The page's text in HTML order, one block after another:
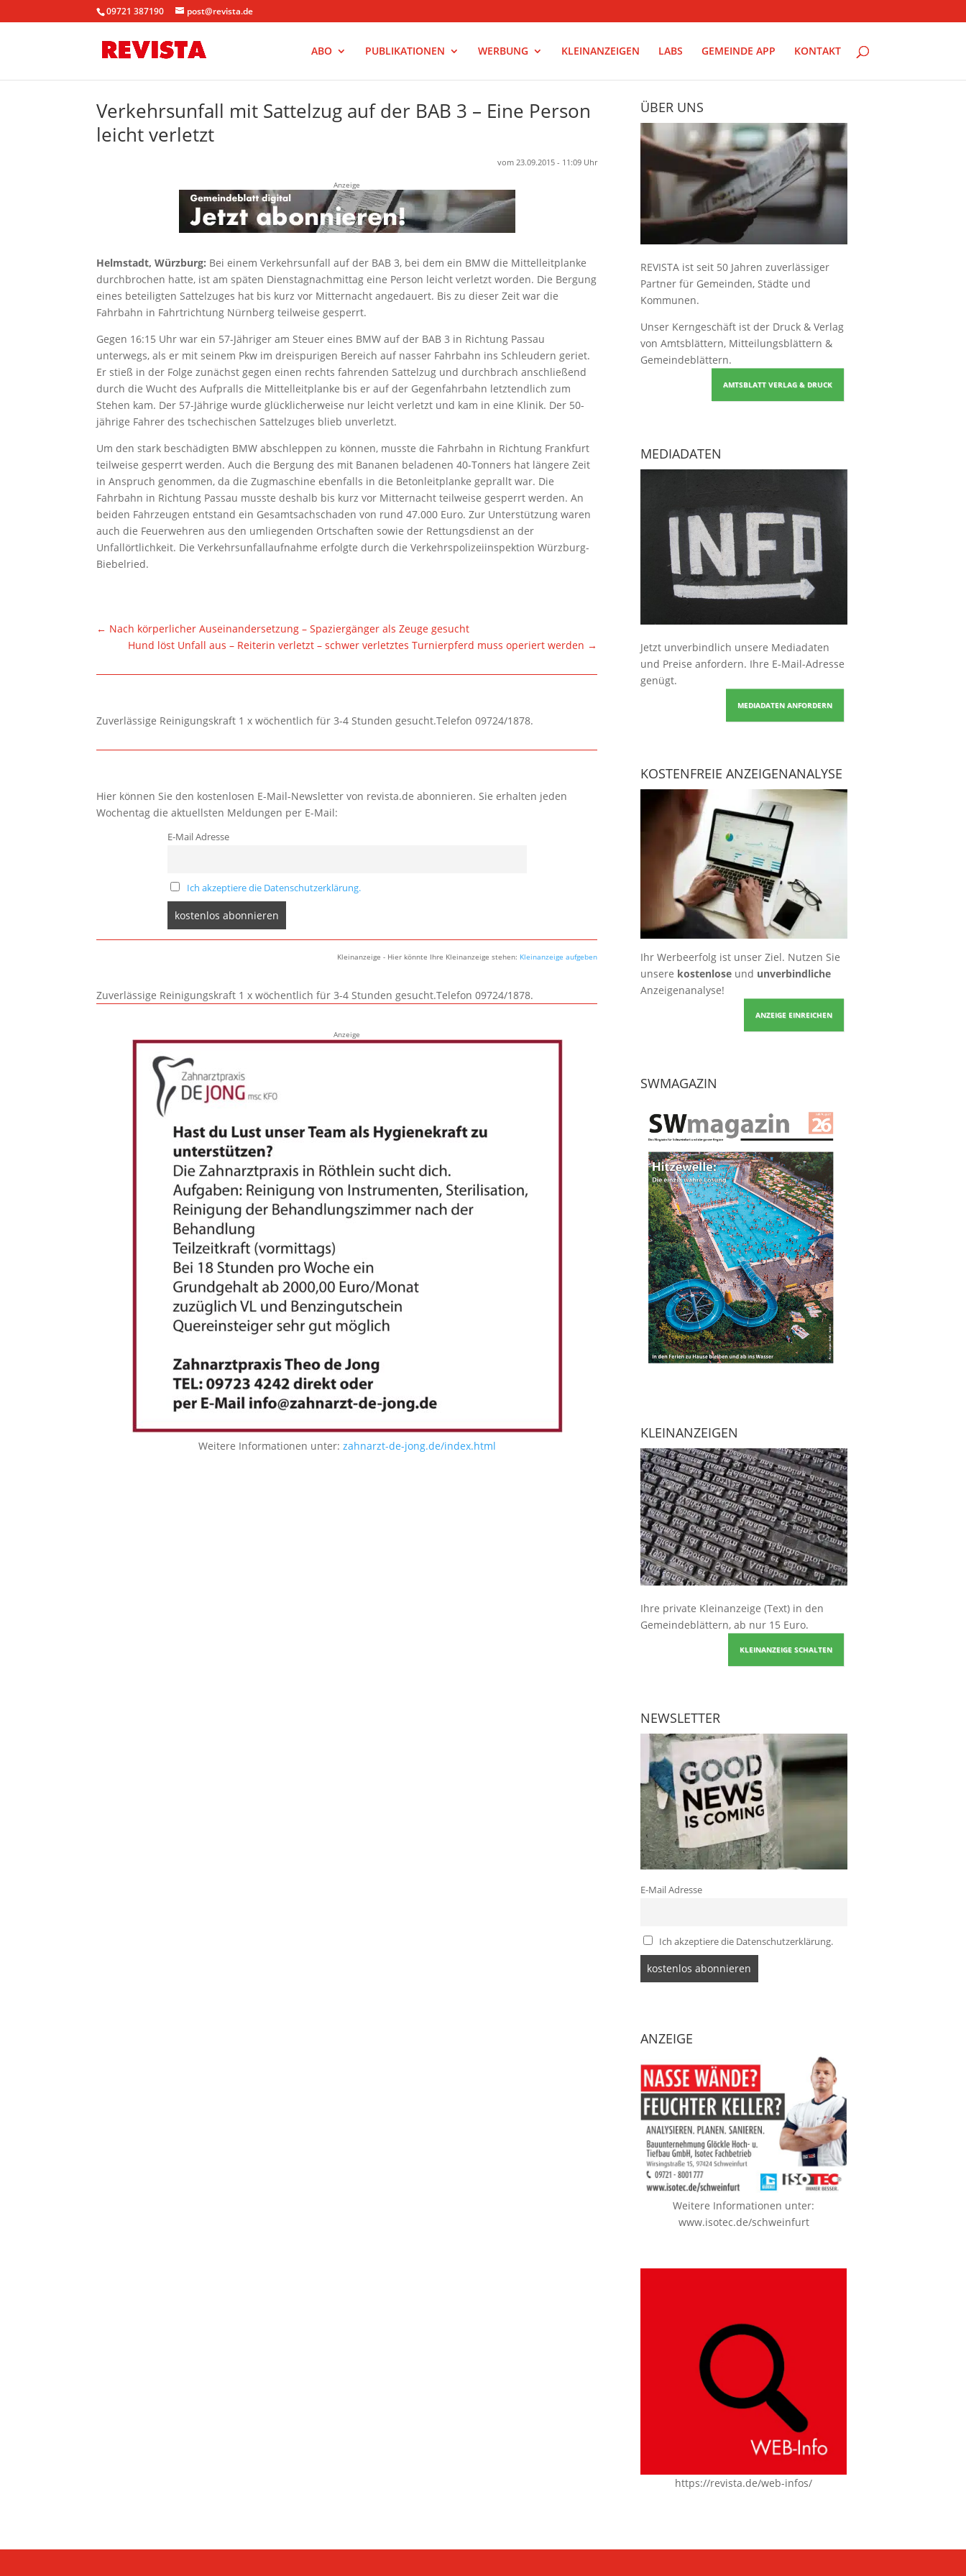
09721 387190 post@revista.de
ABO PUBLIKATIONEN WERBUNG KLEINANZEIGEN LABS GEMEINDE APP KONTAKT
Verkehrsunfall mit Sattelzug auf der BAB 3 – Eine Person
leicht verletzt
vom 23.09.2015 - 11:09 Uhr
Anzeige
Helmstadt, Würzburg: Bei einem Verkehrsunfall auf der BAB 3, bei dem ein BMW die Mittelleitplanke
durchbrochen hatte, ist am späten Dienstagnachmittag eine Person leicht verletzt worden. Die Bergung
eines beteiligten Sattelzuges hat bis kurz vor Mitternacht angedauert. Bis zu dieser Zeit war die
Fahrbahn in Fahrtrichtung Nürnberg teilweise gesperrt.
Gegen 16:15 Uhr war ein 57-Jähriger am Steuer eines BMW auf der BAB 3 in Richtung Passau
unterwegs, als er mit seinem Pkw im dreispurigen Bereich auf nasser Fahrbahn ins Schleudern geriet.
Er stieß in der Folge zunächst gegen einen rechts fahrenden Sattelzug und durchbrach anschließend
durch die Wucht des Aufpralls die Mittelleitplanke bis er auf der Gegenfahrbahn letztendlich zum
Stehen kam. Der 57-Jährige wurde glücklicherweise nur leicht verletzt und kam in eine Klinik. Der 50-
jährige Fahrer des tschechischen Sattelzuges blieb unverletzt.
Um den stark beschädigten BMW abschleppen zu können, musste die Fahrbahn in Richtung Frankfurt
teilweise gesperrt werden. Auch die Bergung des mit Bananen beladenen 40-Tonners hat längere Zeit
in Anspruch genommen, da die Zugmaschine ebenfalls in die Betonleitplanke geprallt war. Die
Fahrbahn in Richtung Passau musste deshalb bis kurz vor Mitternacht teilweise gesperrt werden. An
beiden Fahrzeugen entstand ein Gesamtsachschaden von rund 47.000 Euro. Zur Unterstützung waren
auch die Feuerwehren aus den umliegenden Ortschaften sowie der Rettungsdienst an der
Unfallörtlichkeit. Die Verkehrsunfallaufnahme erfolgte durch die Verkehrspolizeiinspektion Würzburg-
Biebelried.
← Nach körperlicher Auseinandersetzung – Spaziergänger als Zeuge gesucht
Hund löst Unfall aus – Reiterin verletzt – schwer verletztes Turnierpferd muss operiert werden →
Zuverlässige Reinigungskraft 1 x wöchentlich für 3-4 Stunden gesucht.Telefon 09724/1878.
Hier können Sie den kostenlosen E-Mail-Newsletter von revista.de abonnieren. Sie erhalten jeden
Wochentag die aktuellsten Meldungen per E-Mail:
E-Mail Adresse
Ich akzeptiere die Datenschutzerklärung.
Kleinanzeige - Hier könnte Ihre Kleinanzeige stehen: Kleinanzeige aufgeben
Zuverlässige Reinigungskraft 1 x wöchentlich für 3-4 Stunden gesucht.Telefon 09724/1878.
Anzeige
Weitere Informationen unter: zahnarzt-de-jong.de/index.html
ÜBER UNS
REVISTA ist seit 50 Jahren zuverlässiger
Partner für Gemeinden, Städte und
Kommunen.
Unser Kerngeschäft ist der Druck & Verlag
von Amtsblättern, Mitteilungsblättern &
Gemeindeblättern.
AMTSBLATT VERLAG & DRUCK
MEDIADATEN
Jetzt unverbindlich unsere Mediadaten
und Preise anfordern. Ihre E-Mail-Adresse
genügt.
MEDIADATEN ANFORDERN
KOSTENFREIE ANZEIGENANALYSE
Ihr Werbeerfolg ist unser Ziel. Nutzen Sie
unsere kostenloseund unverbindliche
Anzeigenanalyse!
ANZEIGE EINREICHEN
SWMAGAZIN
KLEINANZEIGEN
Ihre private Kleinanzeige (Text) in den
Gemeindeblättern, ab nur 15 Euro.
KLEINANZEIGE SCHALTEN
NEWSLETTER
E-Mail Adresse
Ich akzeptiere die Datenschutzerklärung.
ANZEIGE
Weitere Informationen unter:
www.isotec.de/schweinfurt
https://revista.de/web-infos/